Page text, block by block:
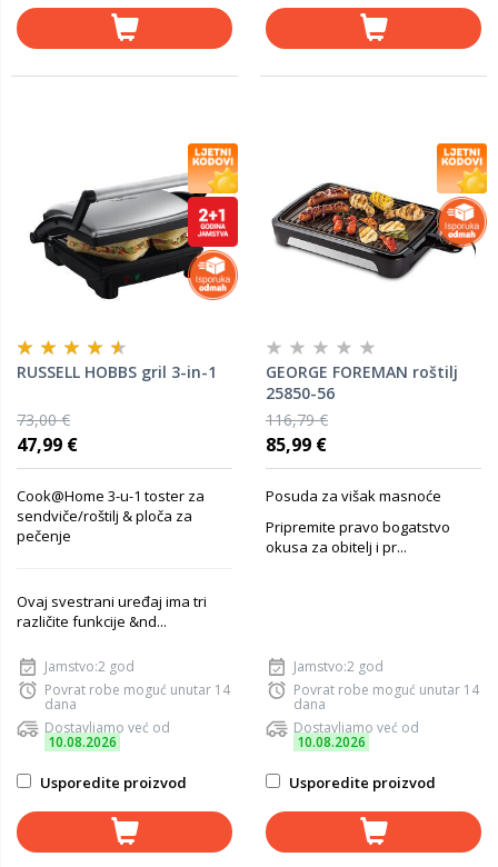
RUSSELL HOBBS gril 3-in-1
73,00 €
47,99 €
Cook@Home 3-u-1 toster za
sendviče/roštilj & ploča za
pečenje
Ovaj svestrani uređaj ima tri
različite funkcije &nd...
Jamstvo:2 god
Povrat robe moguć unutar 14
dana
Dostavljamo već od
10.08.2026
Usporedite proizvod
GEORGE FOREMAN roštilj
25850-56
116,79 €
85,99 €
Posuda za višak masnoće
Pripremite pravo bogatstvo
okusa za obitelj i pr...
Jamstvo:2 god
Povrat robe moguć unutar 14
dana
Dostavljamo već od
10.08.2026
Usporedite proizvod